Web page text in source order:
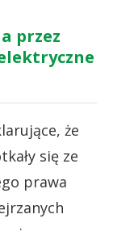
przez
że
się ze
prawa